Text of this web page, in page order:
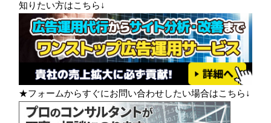
知りたい方はこちら↓
★フォームからすぐにお問い合わせしたい場合はこちら↓